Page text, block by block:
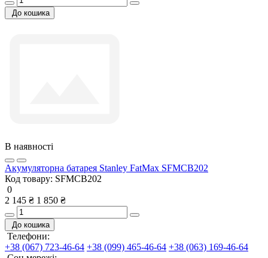
До кошика
В наявності
Акумуляторна батарея Stanley FatMax SFMCB202
Код товару: SFMCB202
0
2 145 ₴ 1 850 ₴
До кошика
Телефони:
+38 (067) 723-46-64 +38 (099) 465-46-64 +38 (063) 169-46-64